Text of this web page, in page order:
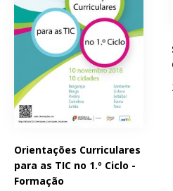
Orientações Curriculares
para as TIC no 1.º Ciclo -
Formação